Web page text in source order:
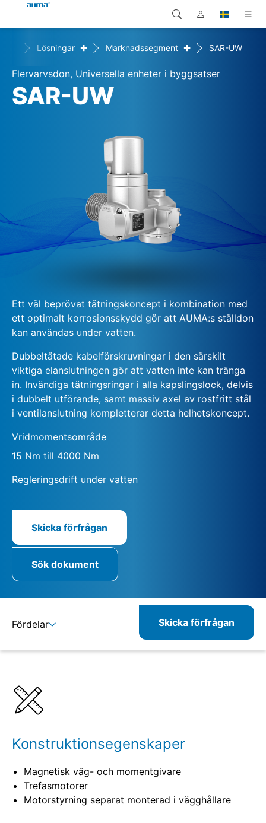
Produkter
Lösningar
Global
Europa
Nordamerika
SökLösningar + Marknadssegment + SAR-UW
Flervarvsdon, Universella enheter i byggsatser
SAR-UW
Ett väl beprövat tätningskoncept i kombination med
ett optimalt korrosionsskydd gör att AUMA:s ställdon
kan användas under vatten.
Dubbeltätade kabelförskruvningar i den särskilt
viktiga elanslutningen gör att vatten inte kan tränga
in. Invändiga tätningsringar i alla kapslingslock, delvis
i dubbelt utförande, samt massiv axel av rostfritt stål
i ventilanslutning kompletterar detta helhetskoncept.
Vridmomentsområde
15 Nm till 4000 Nm
Regleringsdrift under vatten
Skicka förfrågan
Sök dokument
Fördelar Skicka förfrågan
Konstruktionsegenskaper
Magnetisk väg- och momentgivare
Trefasmotorer
Motorstyrning separat monterad i vägghållare